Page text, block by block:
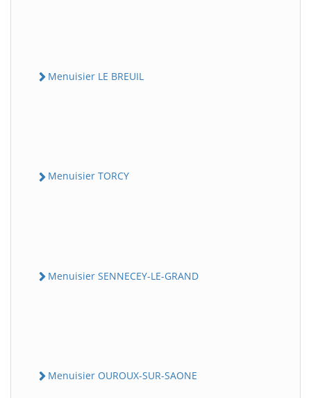
Menuisier LE BREUIL
Menuisier TORCY
Menuisier SENNECEY-LE-GRAND
Menuisier OUROUX-SUR-SAONE